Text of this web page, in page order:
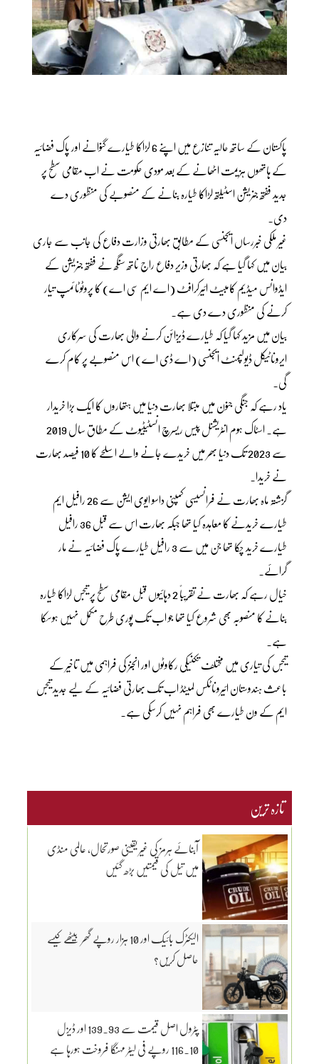
پاکستان کے ساتھ حالیہ تنازع میں اپنے 6 لڑاکا طیارے گنوانے اور پاک فضائیہ
کے ہاتھوں ہزیمت اٹھانے کے بعد مودی حکومت نے اب مقامی سطح پر
جدید ففتھ جنریشن اسٹیلتھ لڑاکا طیارہ بنانے کے منصوبے کی منظوری دے
دی۔
غیر ملکی خبررساں ایجنسی کے مطابق بھارتی وزارت دفاع کی جانب سے جاری
بیان میں کہا گیا ہے کہ بھارتی وزیر دفاع راج ناتھ سنگھ نے ففتھ جنریشن کے
ایڈوانس میڈیم کامبیٹ ائیرکرافٹ (اے ایم سی اے) کا پروٹوٹائمپ تیار
کرنے کی منظوری دے دی ہے۔
بیان میں مزید کہا گیا کہ طیارے ڈیزائن کرنے والی بھارت کی سرکاری
ایروناٹیکل ڈیولپمنٹ ایجنسی (اے ڈی اے) اس منصوبے پر کام کرے
گی۔
یاد رہے کہ جنگی جنون میں مبتلا بھارت دنیا میں ہتھاروں کا ایک بڑا خریدار
ہے۔ اسٹاک ہوم انٹریشنل پیس ریسرچ انسٹیٹیوٹ کے مطاق سال 2019
سے 2023 تک دنیا بھر میں خریدے جانے والے اسلحے کا 10 فیصد بھارت
نے خریدا۔
گزشتہ ماہ بھارت نے فرانسیسی کمپنی داسو ایوی ایشن سے 26 رافیل ایم
طیارے خریدنے کا معاہدہ کیا تھا جبکہ بھارت اس سے قبل 36 رافیل
طیارے خرید چکا تھا جن میں سے 3 رافیل طیارے پاک فضائیہ نے مار
گرائے۔
خیال رہے کہ بھارت نے تقریباً 2 دہائیوں قبل مقامی سطح پر تیجس لڑاکا طیارہ
بنانے کا منصوبہ بھی شروع کیا تھا جو اب تک پوری طرح مکمل نہیں ہوسکا
ہے۔
تیجس کی تیاری میں مختلف تکنیکی رکاوٹوں اور انجنز کی فراہمی میں تاخیر کے
باعث ہندوستان ائیروناٹکس لمیٹڈ اب تک بھارتی فضائیہ کے لیے جدید تیجس
ایم کے ون طیارے بھی فراہم نہیں کرسکی ہے۔
تازہ ترین
آبنائے ہرمز کی غیر یقینی صورتحال، عالمی منڈی
میں تیل کی قیمتیں بڑھ گئیں
الیکٹرک بائیک اور 10 ہزار روپے گھر بیٹھے کیسے
حاصل کریں؟
پٹرول اصل قیمت سے 139.93 اور ڈیزل
116.10 روپے فی لیٹر مہنگا فروخت ہورہا ہے